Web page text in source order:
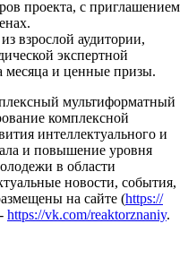
проекта, с приглашением
взрослой аудитории,
экспертной
месяца и ценные призы.
мультиформатный
комплексной
интеллектуального и
и повышение уровня
в области
новости, события,
на сайте (https://
https://vk.com/reaktorznaniy.